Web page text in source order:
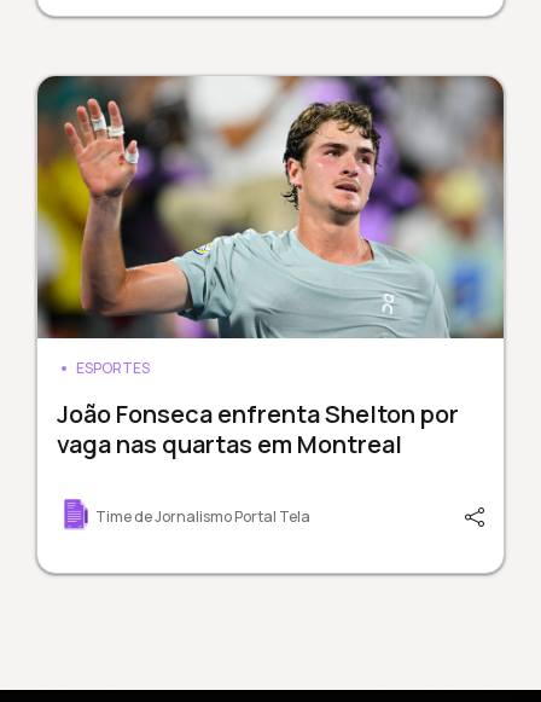
ESPORTES
João Fonseca enfrenta Shelton por
vaga nas quartas em Montreal
Time de Jornalismo Portal Tela